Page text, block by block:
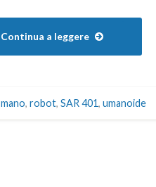
Continua a leggere
mano, robot, SAR 401, umanoide